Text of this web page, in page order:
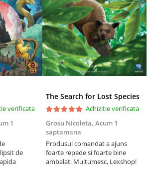
fluorescent
si logice
verificata
1
de
The Search for Lost Species
Achizitie verificata
Grosu Nicoleta, Acum 1
saptamana
Produsul comandat a ajuns
foarte repede si foarte bine
ambalat. Multumesc, Lexshop!